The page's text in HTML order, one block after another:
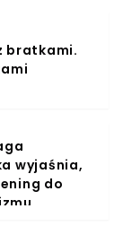
bratkami.
wyjaśnia,
do